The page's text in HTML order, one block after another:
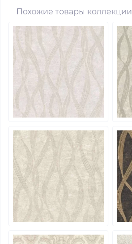
Похожие товары коллекции